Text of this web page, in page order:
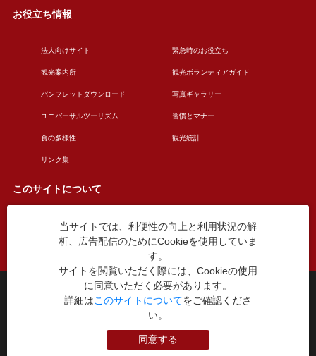
お役立ち情報
法人向けサイト 緊急時のお役立ち
観光案内所 観光ボランティアガイド
パンフレットダウンロード 写真ギャラリー
ユニバーサルツーリズム 習慣とマナー
食の多様性 観光統計
リンク集
このサイトについて
このサイトについて 広告掲載について
お問い合わせ
台東区役所観光課
〒110-8615 東京都台東区東上野4丁目5番6号
TEL：03-5246-1151
本WEBサイトに掲就されている全データについて無断転載・引用を禁じます。
当サイトでは、利便性の向上と利用状況の解
析、広告配信のためにCookieを使用していま
す。
サイトを閲覧いただく際には、Cookieの使用
に同意いただく必要があります。
詳細はこのサイトについてをご確認くださ
い。
同意する